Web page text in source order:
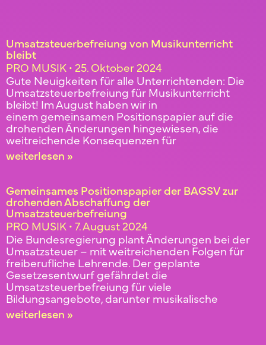
Umsatzsteuerbefreiung von Musikunterricht
bleibt
PRO MUSIK 25. Oktober 2024
Gute Neuigkeiten für alle Unterrichtenden: Die
Umsatzsteuerbefreiung für Musikunterricht
bleibt! Im August haben wir in
einem gemeinsamen Positionspapier auf die
drohenden Änderungen hingewiesen, die
weitreichende Konsequenzen für
weiterlesen »
Gemeinsames Positionspapier der BAGSV zur
drohenden Abschaffung der
Umsatzsteuerbefreiung
PRO MUSIK 7. August 2024
Die Bundesregierung plant Änderungen bei der
Umsatzsteuer – mit weitreichenden Folgen für
freiberufliche Lehrende. Der geplante
Gesetzesentwurf gefährdet die
Umsatzsteuerbefreiung für viele
Bildungsangebote, darunter musikalische
weiterlesen »